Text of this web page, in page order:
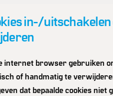
in-/uitschakelen
internet browser gebruiken
of handmatig te
dat bepaalde cookies niet